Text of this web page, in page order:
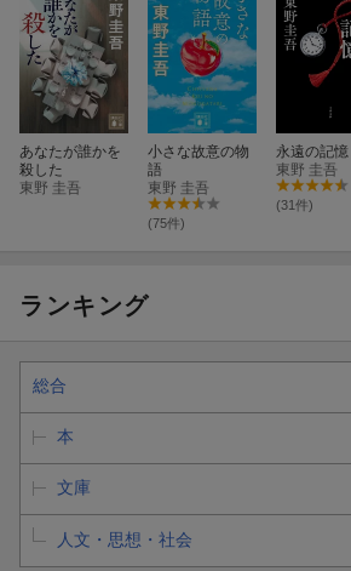
あなたが誰かを
殺した
東野 圭吾
小さな故意の物
語
東野 圭吾
(75件)
永遠の記憶
東野 圭吾
(31件)
ランキング
総合
本
文庫
人文・思想・社会